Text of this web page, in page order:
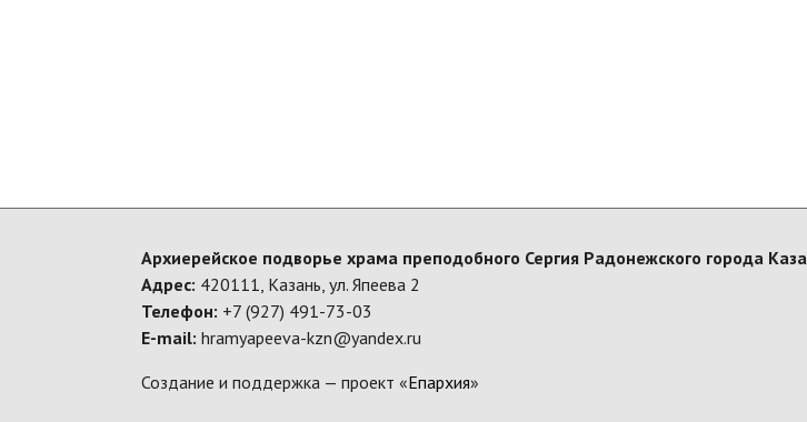
Архиерейское подворье храма преподобного Сергия Радонежского города
Адрес: 420111, Казань, ул. Япеева 2
Телефон: +7 (927) 491-73-03
E-mail: hramyapeeva-kzn@yandex.ru
Создание и поддержка — проект «Епархия»